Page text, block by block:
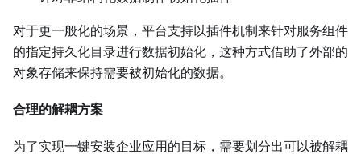
对于更一般化的场景，平台支持以插件机制来针对服务组件
的指定持久化目录进行数据初始化，这种方式借助了外部的
对象存储来保持需要被初始化的数据。
合理的解耦方案
为了实现一键安装企业应用的目标，需要划分出可以被解耦